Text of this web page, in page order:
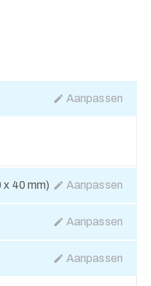
Aanpassen
x 40 mm) Aanpassen
Aanpassen
Aanpassen